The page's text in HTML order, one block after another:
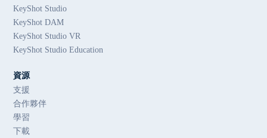
KeyShot Studio
KeyShot DAM
KeyShot Studio VR
KeyShot Studio Education
資源
支援
合作夥伴
學習
下載